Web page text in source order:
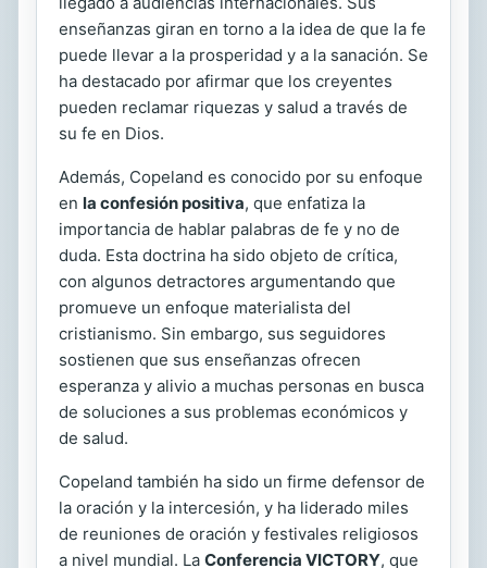
enseñanzas giran en torno a la idea de que la fe
puede llevar a la prosperidad y a la sanación. Se
ha destacado por afirmar que los creyentes
pueden reclamar riquezas y salud a través de
su fe en Dios.
Además, Copeland es conocido por su enfoque
en la confesión positiva, que enfatiza la
importancia de hablar palabras de fe y no de
duda. Esta doctrina ha sido objeto de crítica,
con algunos detractores argumentando que
promueve un enfoque materialista del
cristianismo. Sin embargo, sus seguidores
sostienen que sus enseñanzas ofrecen
esperanza y alivio a muchas personas en busca
de soluciones a sus problemas económicos y
de salud.
Copeland también ha sido un firme defensor de
la oración y la intercesión, y ha liderado miles
de reuniones de oración y festivales religiosos
a nivel mundial. La Conferencia VICTORY, que